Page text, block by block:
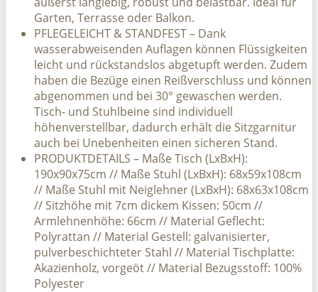
Garten, Terrasse oder Balkon.
PFLEGELEICHT & STANDFEST – Dank
wasserabweisenden Auflagen können Flüssigkeiten
leicht und rückstandslos abgetupft werden. Zudem
haben die Bezüge einen Reißverschluss und können
abgenommen und bei 30° gewaschen werden.
Tisch- und Stuhlbeine sind individuell
höhenverstellbar, dadurch erhält die Sitzgarnitur
auch bei Unebenheiten einen sicheren Stand.
PRODUKTDETAILS – Maße Tisch (LxBxH):
190x90x75cm // Maße Stuhl (LxBxH): 68x59x108cm
// Maße Stuhl mit Neiglehner (LxBxH): 68x63x108cm
// Sitzhöhe mit 7cm dickem Kissen: 50cm //
Armlehnenhöhe: 66cm // Material Geflecht:
Polyrattan // Material Gestell: galvanisierter,
pulverbeschichteter Stahl // Material Tischplatte:
Akazienholz, vorgeöt // Material Bezugsstoff: 100%
Polyester